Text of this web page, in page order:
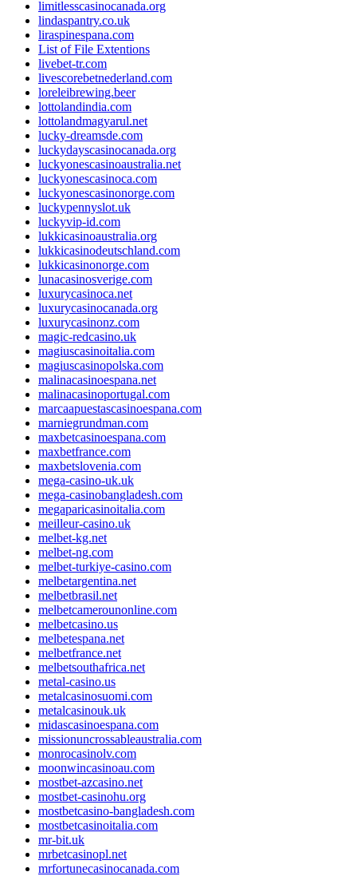
limitlesscasinocanada.org
lindaspantry.co.uk
liraspinespana.com
List of File Extentions
livebet-tr.com
livescorebetnederland.com
loreleibrewing.beer
lottolandindia.com
lottolandmagyarul.net
lucky-dreamsde.com
luckydayscasinocanada.org
luckyonescasinoaustralia.net
luckyonescasinoca.com
luckyonescasinonorge.com
luckypennyslot.uk
luckyvip-id.com
lukkicasinoaustralia.org
lukkicasinodeutschland.com
lukkicasinonorge.com
lunacasinosverige.com
luxurycasinoca.net
luxurycasinocanada.org
luxurycasinonz.com
magic-redcasino.uk
magiuscasinoitalia.com
magiuscasinopolska.com
malinacasinoespana.net
malinacasinoportugal.com
marcaapuestascasinoespana.com
marniegrundman.com
maxbetcasinoespana.com
maxbetfrance.com
maxbetslovenia.com
mega-casino-uk.uk
mega-casinobangladesh.com
megaparicasinoitalia.com
meilleur-casino.uk
melbet-kg.net
melbet-ng.com
melbet-turkiye-casino.com
melbetargentina.net
melbetbrasil.net
melbetcamerounonline.com
melbetcasino.us
melbetespana.net
melbetfrance.net
melbetsouthafrica.net
metal-casino.us
metalcasinosuomi.com
metalcasinouk.uk
midascasinoespana.com
missionuncrossableaustralia.com
monrocasinolv.com
moonwincasinoau.com
mostbet-azcasino.net
mostbet-casinohu.org
mostbetcasino-bangladesh.com
mostbetcasinoitalia.com
mr-bit.uk
mrbetcasinopl.net
mrfortunecasinocanada.com